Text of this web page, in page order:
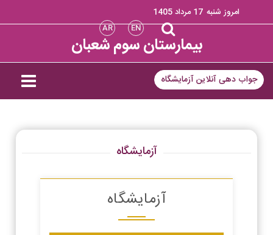
امروز شنبه 17 مرداد 1405
EN
AR
بیمارستان سوم شعبان
جواب دهی آنلاین آزمایشگاه
آزمایشگاه
آزمایشگاه